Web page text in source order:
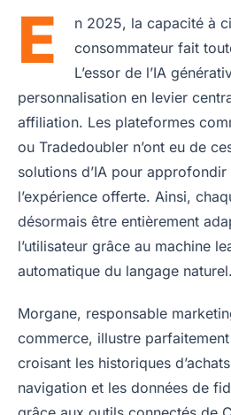
E
n 2025, la capacité à
consommateur fait
L’essor de l’IA
personnalisation en levier
affiliation. Les plateformes
ou Tradedoubler n’ont eu de
solutions d’IA pour
l’expérience offerte. Ainsi,
désormais être entièrement
l’utilisateur grâce au machine
automatique du langage naturel.
Morgane, responsable
commerce, illustre
croisant les historiques
navigation et les données de